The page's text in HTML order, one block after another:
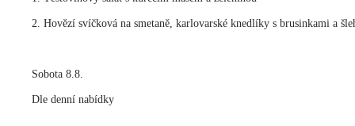
2. Hovězí svíčková na smetaně, karlovarské knedlíky s brusinkami a
Sobota 8.8.
Dle denní nabídky